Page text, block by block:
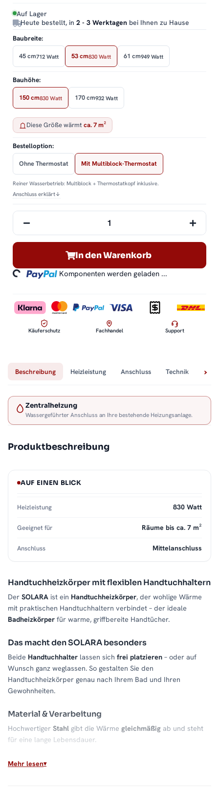
Auf Lager
Heute bestellt, in 2 - 3 Werktagen bei Ihnen zu Hause
Baubreite:
45 cm712 Watt 53 cm830 Watt 61 cm949 Watt
Bauhöhe:
150 cm830 Watt 170 cm932 Watt
Diese Größe wärmt ca. 7 m²
Bestelloption:
Ohne Thermostat Mit Multiblock-Thermostat
Reiner Wasserbetrieb: Multiblock + Thermostatkopf inklusive.
Anschluss erklärt↓
In den Warenkorb
Komponenten werden geladen ...
Käuferschutz Fachhandel Support
Beschreibung Heizleistung Anschluss Technik
Zentralheizung
Wassergeführter Anschluss an Ihre bestehende Heizungsanlage.
Produktbeschreibung
Handtuchheizkörper mit flexiblen Handtuchhaltern
Der SOLARA ist ein Handtuchheizkörper, der wohlige Wärme
mit praktischen Handtuchhaltern verbindet – der ideale
Badheizkörper für warme, griffbereite Handtücher.
Das macht den SOLARA besonders
Beide Handtuchhalter lassen sich frei platzieren – oder auf
Wunsch ganz weglassen. So gestalten Sie den
Handtuchheizkörper genau nach Ihrem Bad und Ihren
Gewohnheiten.
Material & Verarbeitung
Hochwertiger Stahl gibt die Wärme gleichmäßig ab und steht
für eine lange Lebensdauer.
Für welches Bad geeignet?
AUF EINEN BLICK
Heizleistung 830 Watt
Geeignet für Räume bis ca. 7 m²
Anschluss Mittelanschluss
Mehr lesen